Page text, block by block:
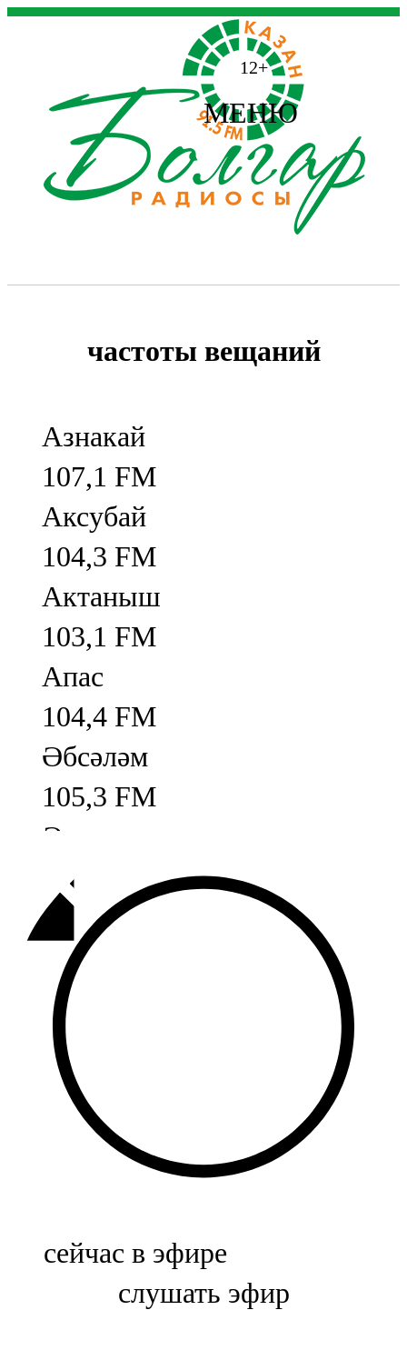
12+
МЕНЮ
частоты вещаний
Азнакай
107,1 FM
Аксубай
104,3 FM
Актаныш
103,1 FM
Апас
104,4 FM
Әбсәләм
105,3 FM
Әлмәт
92,9 FM
Базарлы матак
107,1 FM
Балык бистәсе
104,9 FM
Баулы
107,5 FM
Биләр
Болгар
сейчас в эфире
слушать эфир